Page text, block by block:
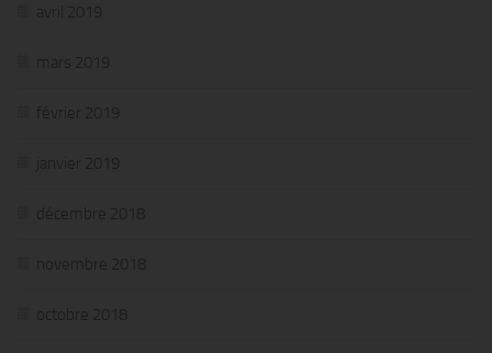
avril 2019
mars 2019
février 2019
janvier 2019
décembre 2018
novembre 2018
octobre 2018